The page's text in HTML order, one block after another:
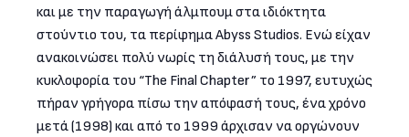
και με την παραγωγή άλμπουμ στα ιδιόκτητα
στούντιο του, τα περίφημα Abyss Studios. Ενώ είχαν
ανακοινώσει πολύ νωρίς τη διάλυσή τους, με την
κυκλοφορία του “The Final Chapter” το 1997, ευτυχώς
πήραν γρήγορα πίσω την απόφασή τους, ένα χρόνο
μετά (1998) και από το 1999 άρχισαν να οργώνουν